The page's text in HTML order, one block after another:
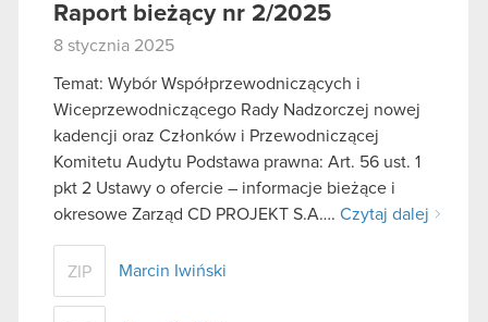
Raport bieżący nr 2/2025
8 stycznia 2025
Temat: Wybór Współprzewodniczących i
Wiceprzewodniczącego Rady Nadzorczej nowej
kadencji oraz Członków i Przewodniczącej
Komitetu Audytu Podstawa prawna: Art. 56 ust. 1
pkt 2 Ustawy o ofercie – informacje bieżące i
okresowe Zarząd CD PROJEKT S.A…. Czytaj dalej
ZIP Marcin Iwiński